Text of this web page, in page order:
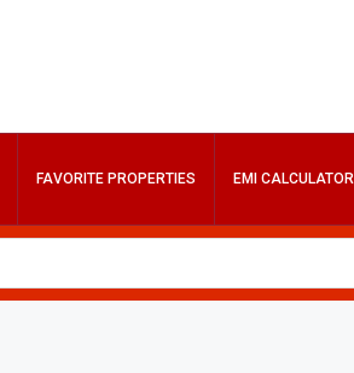
FAVORITE PROPERTIES EMI CALCULATOR